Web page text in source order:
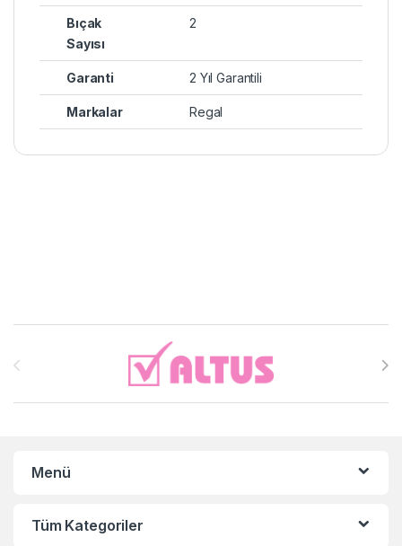
Bıçak
Sayısı
2
Garanti 2 Yıl Garantili
Markalar Regal
Brands Carousel
Menü
Tüm Kategoriler